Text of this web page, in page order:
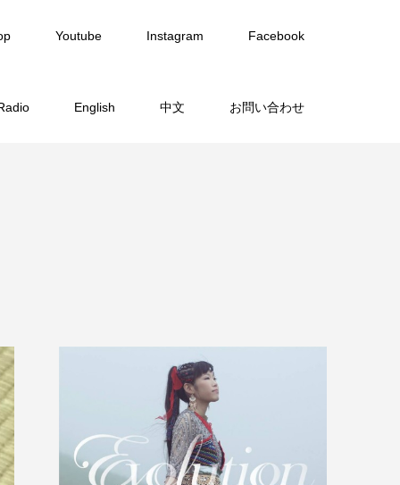
Youtube Instagram Facebook
English 中文 お問い合わせ